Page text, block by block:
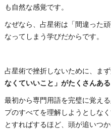
も自然な感覚です。
なぜなら、占星術は「間違った
なってしまう学びだからです。
占星術で挫折しないために、ま
なくていいこと」がたくさんある
最初から専門用語を完璧に覚え
プのすべてを理解しようとしな
とすればするほど、頭が追いつ